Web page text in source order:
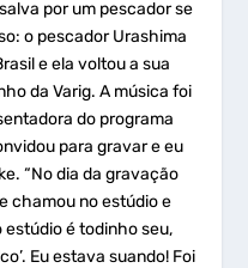
por um pescador se
o pescador Urashima
e ela voltou a sua
da Varig. A música foi
do programa
para gravar e eu
“No dia da gravação
chamou no estúdio e
estúdio é todinho seu,
Eu estava suando! Foi